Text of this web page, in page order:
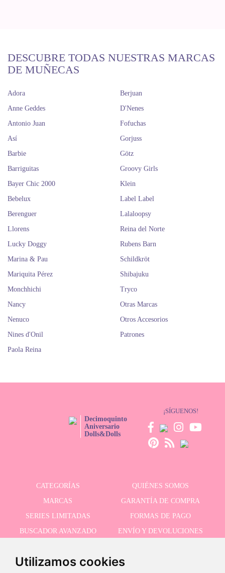
Utilizamos cookies
DESCUBRE TODAS NUESTRAS MARCAS
DE MUÑECAS
Adora
Anne Geddes
Antonio Juan
Así
Barbie
Barriguitas
Bayer Chic 2000
Bebelux
Berenguer
Berjuan
D'Nenes
Fofuchas
Gorjuss
Götz
Groovy Girls
Klein
Label Label
Lalaloopsy
Llorens
Lucky Doggy
Marina & Pau
Mariquita Pérez
Monchhichi
Nancy
Nenuco
Nines d'Onil
Paola Reina
Reina del Norte
Rubens Barn
Schildkröt
Shibajuku
Tryco
Otras Marcas
Otros Accesorios
Patrones
Decimoquinto
Aniversario
Dolls&Dolls
¡SÍGUENOS!
CATEGORÍAS
QUIÉNES SOMOS
MARCAS
GARANTÍA DE COMPRA
SERIES LIMITADAS
FORMAS DE PAGO
BUSCADOR AVANZADO
ENVÍO Y DEVOLUCIONES